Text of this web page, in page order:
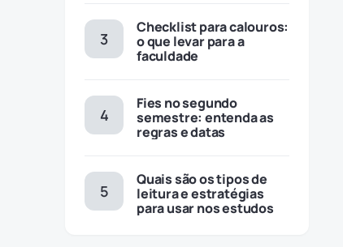
Checklist para calouros:
o que levar para a
faculdade
Fies no segundo
semestre: entenda as
regras e datas
Quais são os tipos de
leitura e estratégias
para usar nos estudos